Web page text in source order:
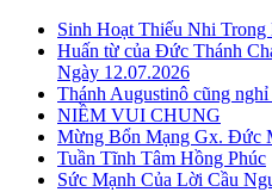
Sinh Hoạt Thiếu Nhi
Huấn từ của Đức Thánh
Ngày 12.07.2026
Thánh Augustinô cũng
NIỀM VUI CHUNG
Mừng Bổn Mạng Gx. Đức
Tuần Tĩnh Tâm Hồng Phúc
Sức Mạnh Của Lời Cầu